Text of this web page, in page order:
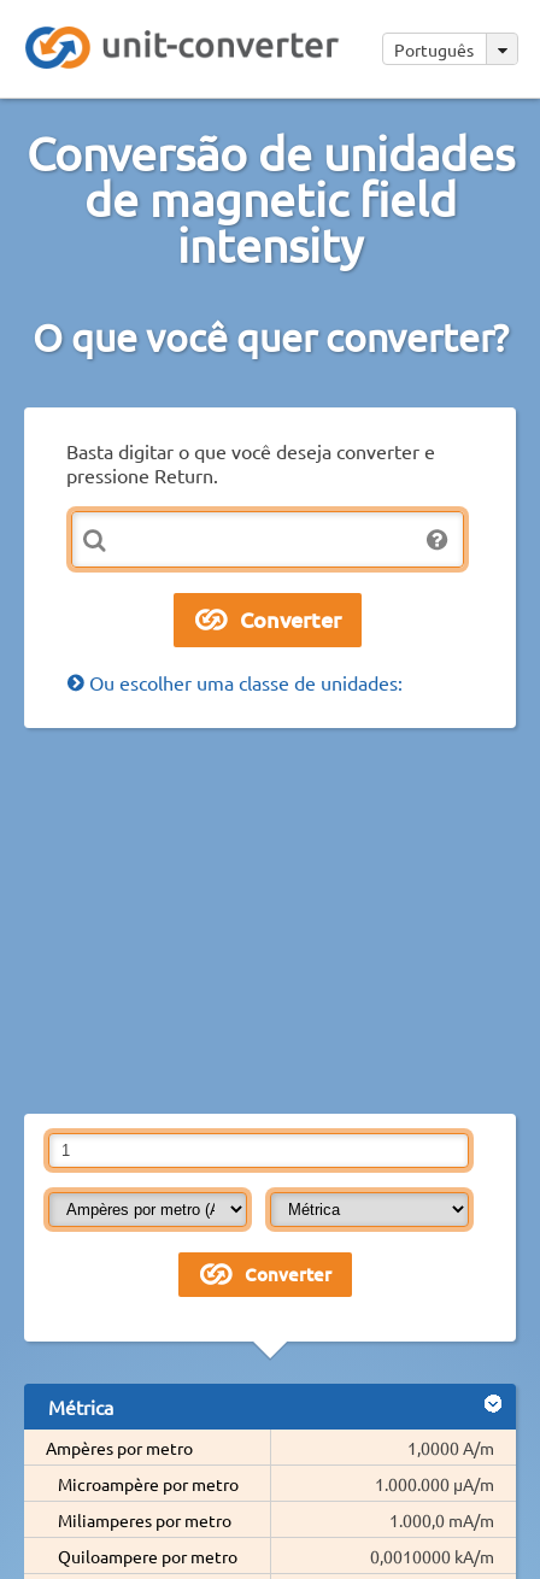
Português
Conversão de unidades
de magnetic field
intensity
O que você quer converter?
Basta digitar o que você deseja converter e
pressione Return.
Ou escolher uma classe de unidades:
Métrica
Ampères por metro
1,0000 A/m
Microampère por metro
1.000.000 µA/m
Miliamperes por metro
1.000,0 mA/m
Quiloampere por metro
0,0010000 kA/m